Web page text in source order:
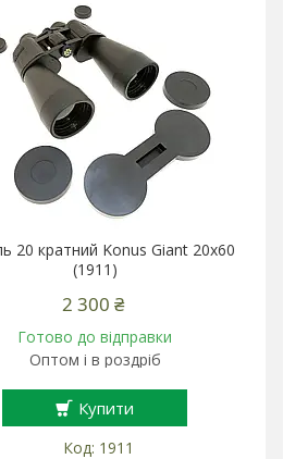
20 кратний Konus Giant 20x60
(1911)
2 300 ₴
Готово до відправки
Оптом і в роздріб
Купити
1911